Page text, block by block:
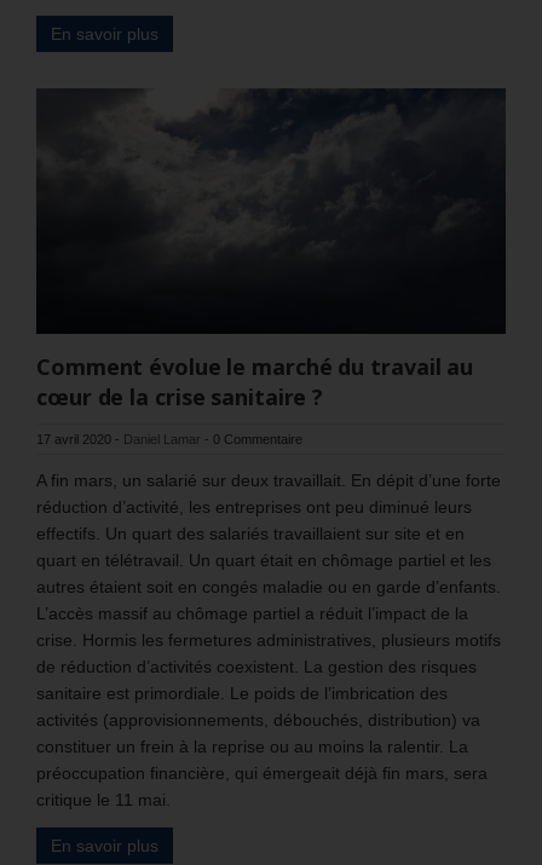
En savoir plus
Comment évolue le marché du travail au
cœur de la crise sanitaire ?
17 avril 2020 - Daniel Lamar - 0 Commentaire
A fin mars, un salarié sur deux travaillait. En dépit d’une forte
réduction d’activité, les entreprises ont peu diminué leurs
effectifs. Un quart des salariés travaillaient sur site et en
quart en télétravail. Un quart était en chômage partiel et les
autres étaient soit en congés maladie ou en garde d’enfants.
L’accès massif au chômage partiel a réduit l’impact de la
crise. Hormis les fermetures administratives, plusieurs motifs
de réduction d’activités coexistent. La gestion des risques
sanitaire est primordiale. Le poids de l’imbrication des
activités (approvisionnements, débouchés, distribution) va
constituer un frein à la reprise ou au moins la ralentir. La
préoccupation financière, qui émergeait déjà fin mars, sera
critique le 11 mai.
En savoir plus